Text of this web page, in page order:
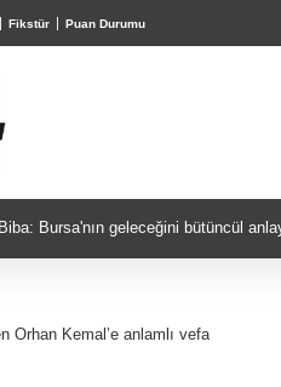
Fikstür Puan Durumu
0,0018
- Cumhurbaşkanı Erdoğan, Suudi
Orhan Kemal’e anlamlı vefa